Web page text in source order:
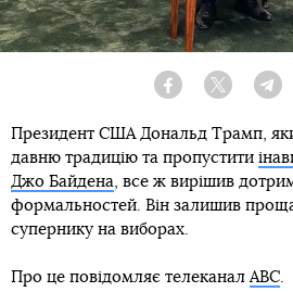
Facebook Twitter
Президент США Дональд Трамп,
давню традицію та пропустити
Джо Байдена , все ж вирішив
формальностей. Він залишив
супернику на виборах.
Про це повідомляє телеканал ABC